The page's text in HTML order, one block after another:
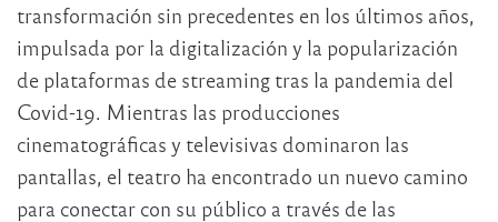
transformación sin precedentes en los últimos años,
impulsada por la digitalización y la popularización
de plataformas de streaming tras la pandemia del
Covid-19. Mientras las producciones
cinematográficas y televisivas dominaron las
pantallas, el teatro ha encontrado un nuevo camino
para conectar con su público a través de las